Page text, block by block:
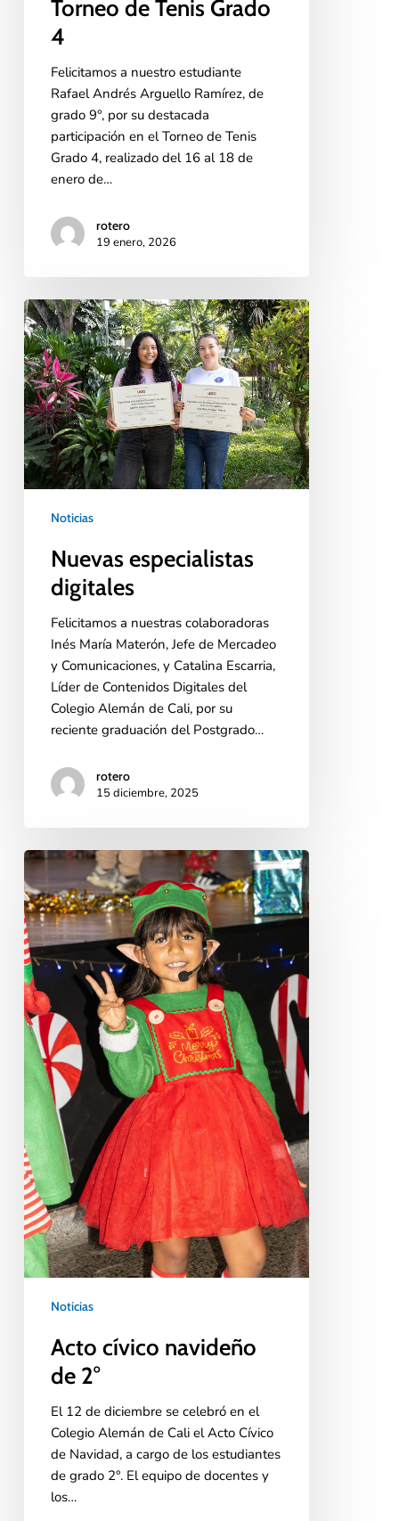
Torneo de Tenis Grado
4
Felicitamos a nuestro estudiante
Rafael Andrés Arguello Ramírez, de
grado 9°, por su destacada
participación en el Torneo de Tenis
Grado 4, realizado del 16 al 18 de
enero de…
rotero
19 enero, 2026
Noticias
Nuevas especialistas
digitales
Felicitamos a nuestras colaboradoras
Inés María Materón, Jefe de Mercadeo
y Comunicaciones, y Catalina Escarria,
Líder de Contenidos Digitales del
Colegio Alemán de Cali, por su
reciente graduación del Postgrado…
rotero
15 diciembre, 2025
Noticias
Acto cívico navideño
de 2°
El 12 de diciembre se celebró en el
Colegio Alemán de Cali el Acto Cívico
de Navidad, a cargo de los estudiantes
de grado 2°. El equipo de docentes y
los…